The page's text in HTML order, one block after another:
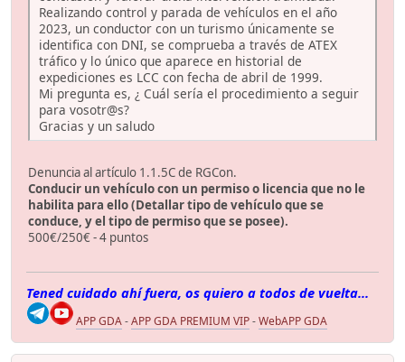
Realizando control y parada de vehículos en el año
2023, un conductor con un turismo únicamente se
identifica con DNI, se comprueba a través de ATEX
tráfico y lo único que aparece en historial de
expediciones es LCC con fecha de abril de 1999.
Mi pregunta es, ¿ Cuál sería el procedimiento a seguir
para vosotr@s?
Gracias y un saludo
Denuncia al artículo 1.1.5C de RGCon.
Conducir un vehículo con un permiso o licencia que no le
habilita para ello (Detallar tipo de vehículo que se
conduce, y el tipo de permiso que se posee).
500€/250€ - 4 puntos
Tened cuidado ahí fuera, os quiero a todos de vuelta...
APP GDA-APP GDA PREMIUM VIP-WebAPP GDA